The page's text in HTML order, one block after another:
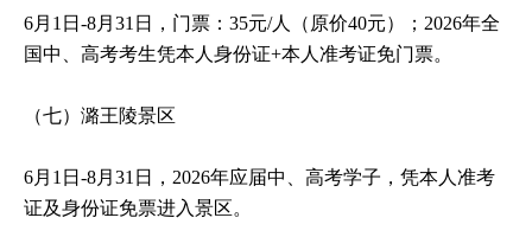
6月1日-8月31日，门票：35元/人（原价40元）；2026年全
国中、高考考生凭本人身份证+本人准考证免门票。
（七）潞王陵景区
6月1日-8月31日，2026年应届中、高考学子，凭本人准考
证及身份证免票进入景区。